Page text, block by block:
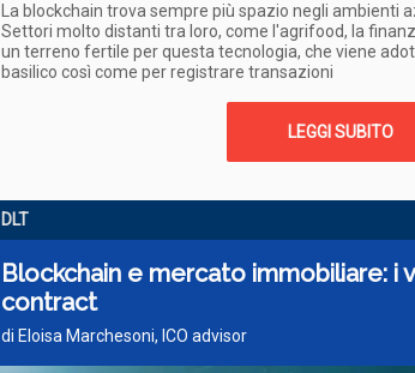
La blockchain trova sempre più spazio negli ambienti
Settori molto distanti tra loro, come l'agrifood, la
un terreno fertile per questa tecnologia, che viene
basilico così come per registrare transazioni
LEGGI SUBITO
DLT
Blockchain e mercato immobiliare: i
contract
di Eloisa Marchesoni, ICO advisor